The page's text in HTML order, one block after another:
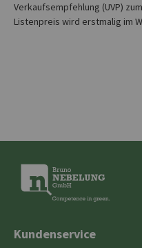
Verkaufsempfehlung (UVP)
Listenpreis wird erstmalig im
Kundenservice